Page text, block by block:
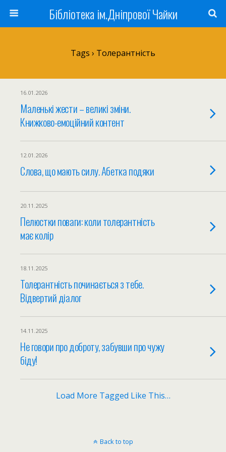
Бібліотека ім.Дніпрової Чайки
Tags › Толерантність
16.01.2026
Маленькі жести – великі зміни.
Книжково-емоційний контент
12.01.2026
Слова, що мають силу. Абетка подяки
20.11.2025
Пелюстки поваги: коли толерантність
має колір
18.11.2025
Толерантність починається з тебе.
Відвертий діалог
14.11.2025
Не говори про доброту, забувши про чужу
біду!
Load More Tagged Like This…
Back to top